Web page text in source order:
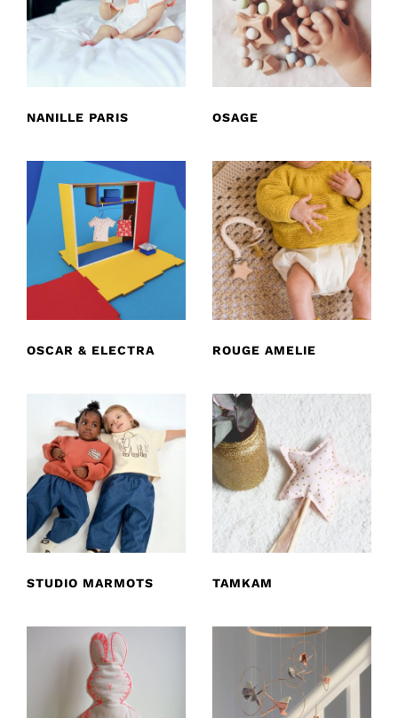
NANILLE PARIS OSAGE
OSCAR & ELECTRA ROUGE AMELIE
STUDIO MARMOTS TAMKAM